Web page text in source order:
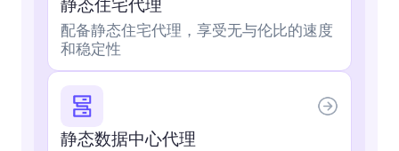
静态住宅代理
配备静态住宅代理，享受无与伦比的速度
和稳定性
静态数据中心代理